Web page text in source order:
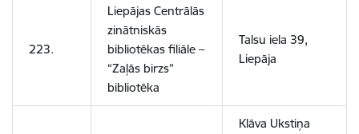
223.
Liepājas Centrālās
zinātniskās
bibliotēkas filiāle –
“Zaļās birzs”
bibliotēka
Talsu iela 39,
Liepāja
Klāva Ukstiņa